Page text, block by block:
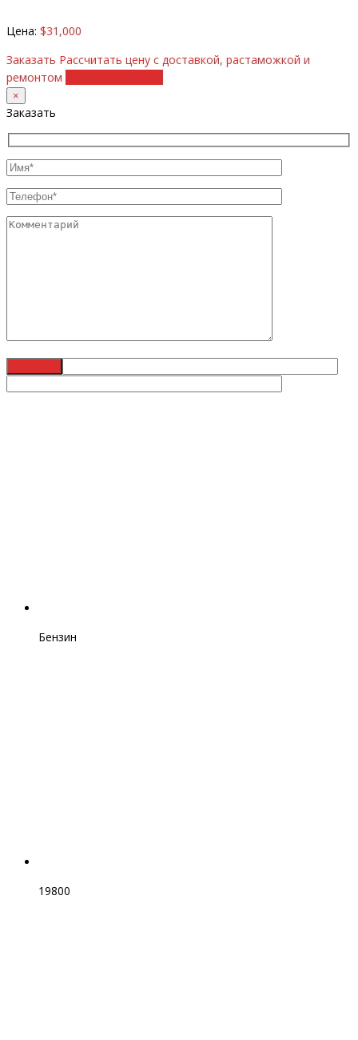
Цена: $31,000
Заказать Рассчитать цену с доставкой, растаможкой и
ремонтом
×
Заказать
Бензин
19800